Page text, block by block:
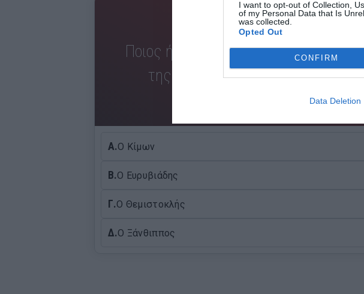
I want to opt-out of Collection,
of my Personal Data that Is
was collected.
Opted Out
CONFIRM
Data Deletion
Ποιος ήταν ο Έλληνας αρχιναύαρχος
της Σαλαμίνας με τους Πέρσες
Α.Ο Κίμων
Β.Ο Ευρυβιάδης
Γ.Ο Θεμιστοκλής
Δ.Ο Ξάνθιππος